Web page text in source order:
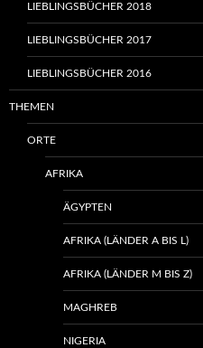
LIEBLINGSBÜCHER 2018
LIEBLINGSBÜCHER 2017
LIEBLINGSBÜCHER 2016
THEMEN
ORTE
AFRIKA
ÄGYPTEN
AFRIKA (LÄNDER A BIS L)
AFRIKA (LÄNDER M BIS Z)
MAGHREB
NIGERIA